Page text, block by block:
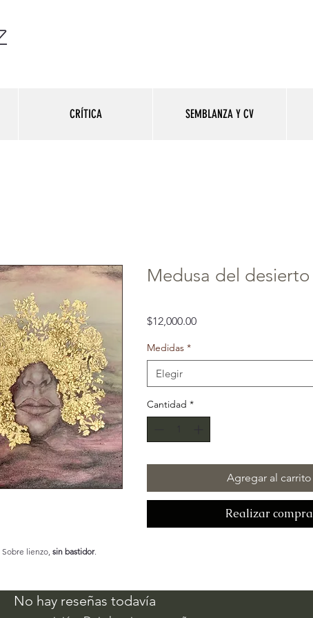
CRÍTICA SEMBLANZA Y CV
lienzo, sin bastidor.
Medusa del desierto
$12,000.00Precio
Medidas *
Elegir
Cantidad *
Agregar al carrito
Realizar compra
No hay reseñas todavía